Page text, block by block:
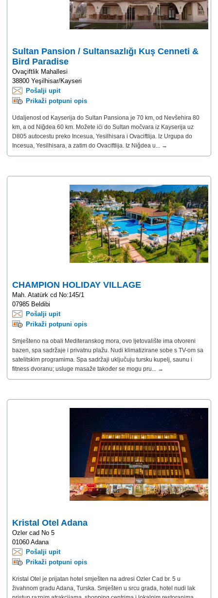
Sultan Pansion / Sultansazlığı Kuş Cenneti &
Bird Paradise
Ovaçiftlik Mahallesi
38800 Yeşilhisar/Kayseri
Pošalji upit
Prikaži potpuni opis
Udaljenost od Kayserija do Sultan Pansiona je 70 km, od Nevšehira 80
km, a od Niğdea 60 km. Možete ići do Sultan močvara iz Kayserija uz
D805 autocestu preko Incesua, Yesilhisara i Ovaciftlija. Iz Urgupa do
Incesua, Yesilhisara, a zatim do Ovaciftlija. Iz Niğdea u... →
CHAMPION HOLIDAY VILLAGE
Mah. Atatürk cd No:145/1
07985 Beldibi
Pošalji upit
Prikaži potpuni opis
Smješteno na obali Mediteranskog mora, ovo ljetovalište ima otvoreni
bazen, spa sadržaje i privatnu plažu. Nudi klimatizirane sobe s TV-om sa
satelitskim programima. Spa sadržaji uključuju tursku kupelj, saunu i
fitness dvoranu; usluge masaže također se mogu pru... →
Kristal Otel Adana
Ozler cad No 5
01060 Adana
Pošalji upit
Prikaži potpuni opis
Kristal Otel je prijatan hotel smješten na adresi Ozler Cad br. 5 u
živahnom gradu Adana, Turska. Smješten u srcu grada, hotel nudi lak